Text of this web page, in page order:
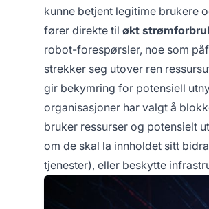
kunne betjent legitime brukere
fører direkte til økt
robot-forespørsler, noe som
strekker seg utover ren
gir bekymring for potensiell
organisasjoner har valgt å
bruker ressurser og potensielt
om de skal la innholdet sitt
tjenester), eller beskytte